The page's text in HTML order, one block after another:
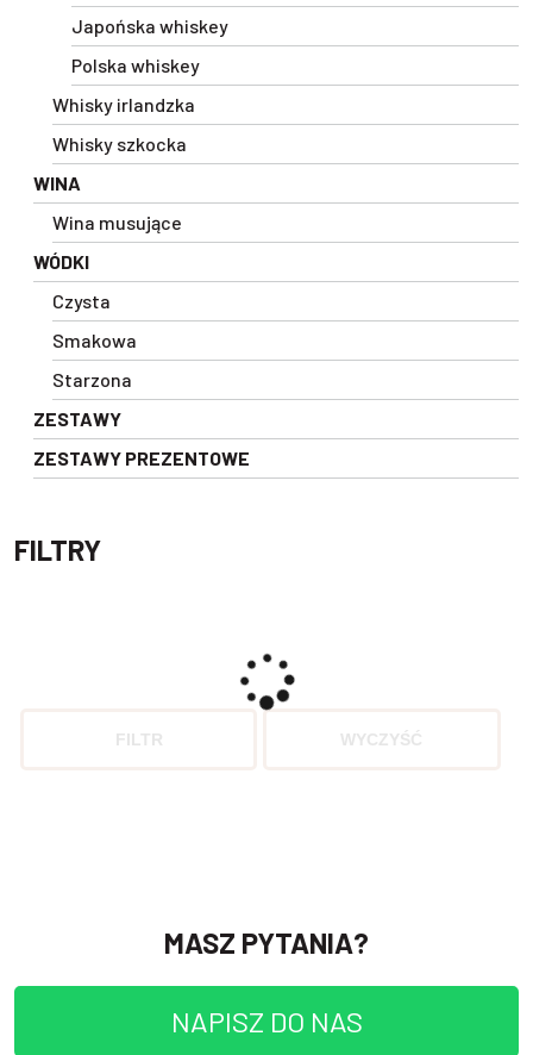
Japońska whiskey
Polska whiskey
Whisky irlandzka
Whisky szkocka
WINA
Wina musujące
WÓDKI
Czysta
Smakowa
Starzona
ZESTAWY
ZESTAWY PREZENTOWE
FILTRY
FILTR WYCZYŚĆ
MASZ PYTANIA?
NAPISZ DO NAS